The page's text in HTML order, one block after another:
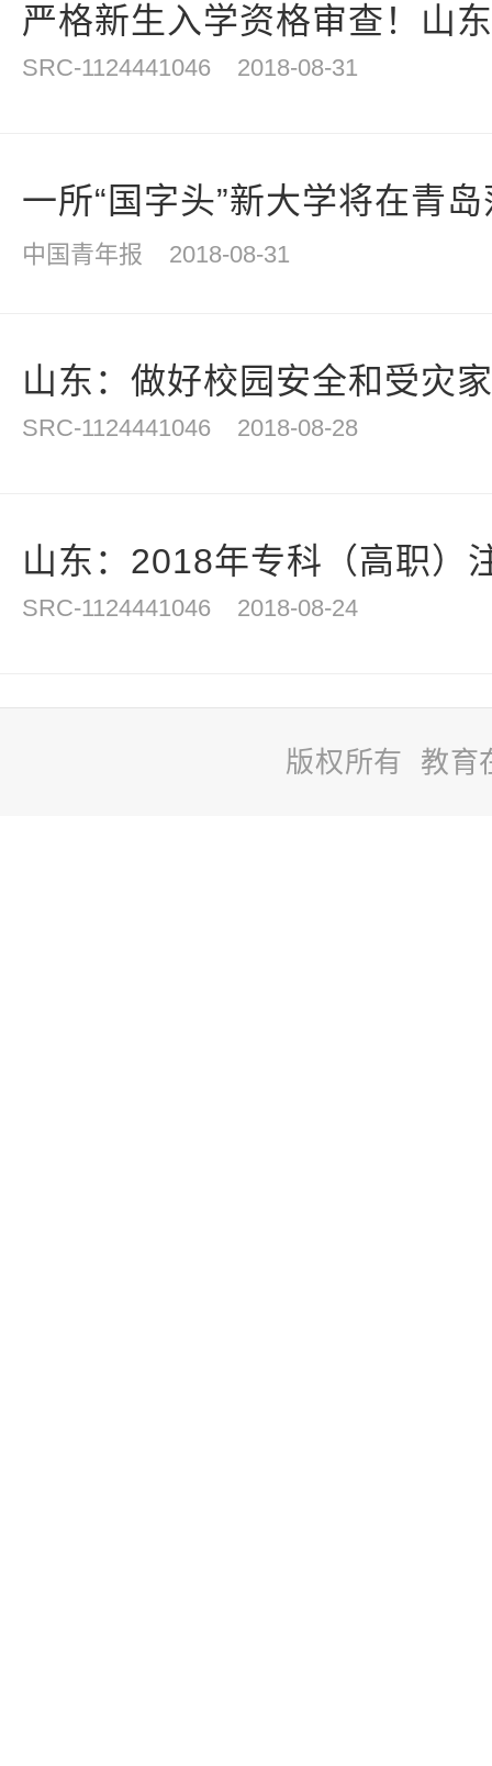
严格新生入学资格审查！山
SRC-1124441046 2018-08-31
一所“国字头”新大学将在青
中国青年报 2018-08-31
山东：做好校园安全和受灾
SRC-1124441046 2018-08-28
山东：2018年专科（高职）
SRC-1124441046 2018-08-24
版权所有 教育